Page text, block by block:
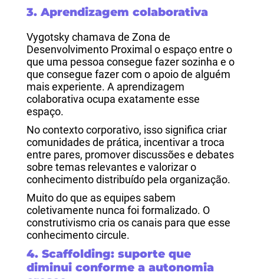
3. Aprendizagem colaborativa
Vygotsky chamava de Zona de
Desenvolvimento Proximal o espaço entre o
que uma pessoa consegue fazer sozinha e o
que consegue fazer com o apoio de alguém
mais experiente. A aprendizagem
colaborativa ocupa exatamente esse
espaço.
No contexto corporativo, isso significa criar
comunidades de prática, incentivar a troca
entre pares, promover discussões e debates
sobre temas relevantes e valorizar o
conhecimento distribuído pela organização.
Muito do que as equipes sabem
coletivamente nunca foi formalizado. O
construtivismo cria os canais para que esse
conhecimento circule.
4. Scaffolding: suporte que
diminui conforme a autonomia